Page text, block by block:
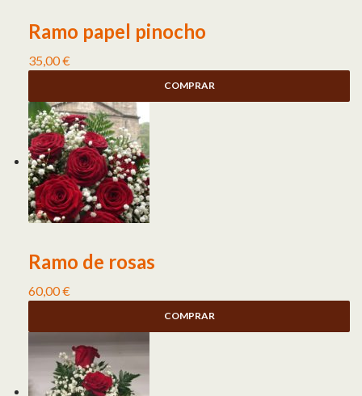
Ramo papel pinocho
35,00€
COMPRAR
Ramo de rosas
60,00€
COMPRAR